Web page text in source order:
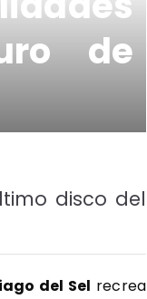
de
disco del
del Sel recrea